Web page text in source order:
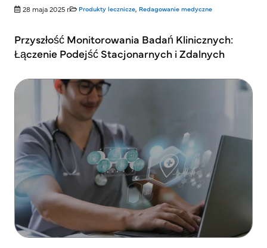
28 maja 2025 r. Produkty lecznicze Redagowanie medyczne
Przyszłość Monitorowania Badań Klinicznych:
Łączenie Podejść Stacjonarnych i Zdalnych